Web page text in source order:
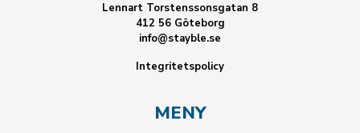
Lennart Torstenssonsgatan 8
412 56 Göteborg
info@stayble.se
Integritetspolicy
MENY